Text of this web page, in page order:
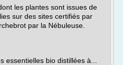
les plantes sont issues de
sur des sites certifiés par
par la Nébuleuse.
essentielles bio distillées à...